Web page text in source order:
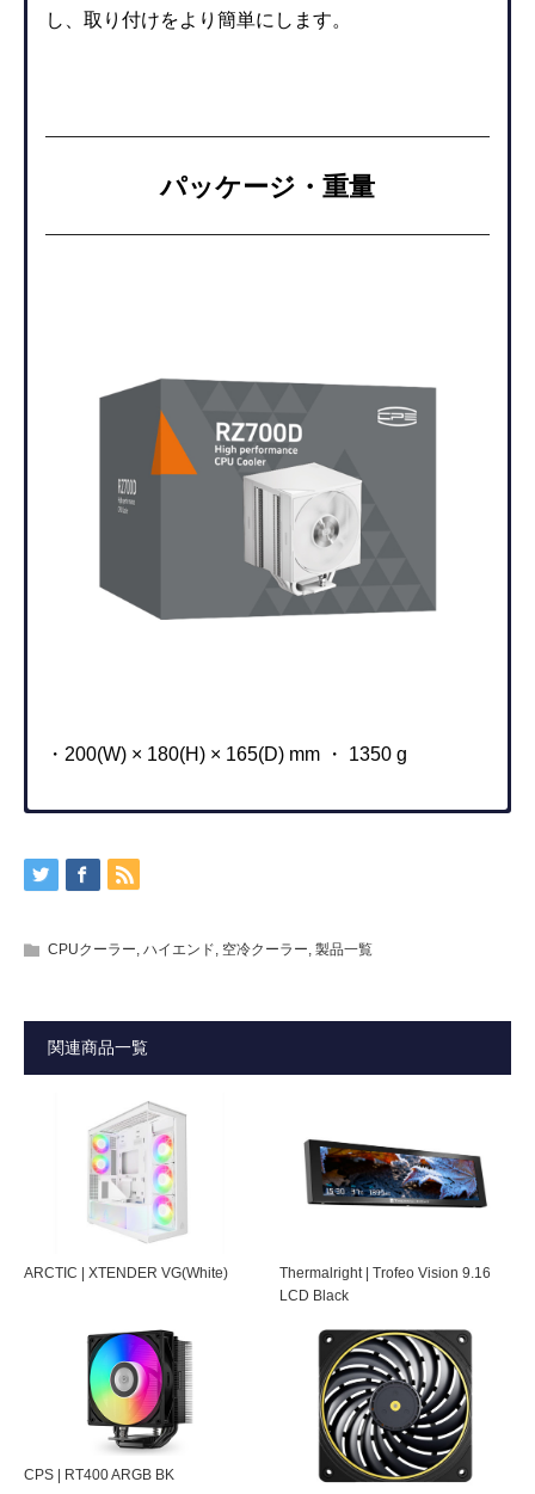
し、取り付けをより簡単にします。
パッケージ・重量
・200(W) × 180(H) × 165(D) mm ・ 1350 g
本体サイズ
122(W) × 159.5(H) × 111(D) mm（奥行き
ファンサイズ
ファン回転数
500~2400±10% RPM (Forward Blade) /
500~2250±10% RPM (Reverse Blade)
風量（最大）
69.9CFM(Reverse Blade)
静圧（最大）
4.4 mmH2O (Forward Blade) / 3.9
mmH2O (Reverse Blade)
トロールは機能しません。(定格の最大回転数で動作しま
・3ピンコネクタ仕様のファンコントローラーに接続した場
合、PWMは機能しませんが、ファンコントローラーによる
回転数調整（VRコントロール)は可能です。
・現在データはございません。
CPUクーラー, ハイエンド, 空冷クーラー, 製品一覧
関連商品一覧
ARCTIC | XTENDER VG(White)
Thermalright | Trofeo Vision 9.16
LCD Black
CPS | RT400 ARGB BK